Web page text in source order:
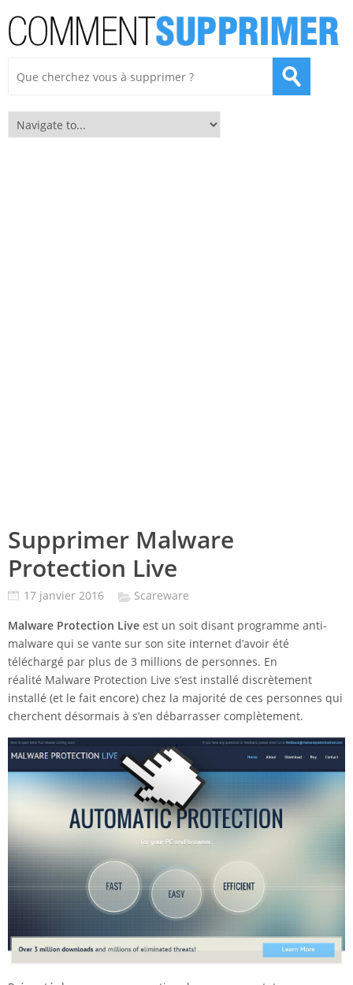
Supprimer Malware
Protection Live
17 janvier 2016
Scareware
Malware Protection Live est un soit disant programme anti-
malware qui se vante sur son site internet d’avoir été
téléchargé par plus de 3 millions de personnes. En
réalité Malware Protection Live s’est installé discrètement
installé (et le fait encore) chez la majorité de ces personnes qui
cherchent désormais à s’en débarrasser complètement.